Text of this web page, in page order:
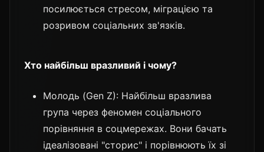
посилюється стресом, міграцією та
розривом соціальних зв'язків.
Хто найбільш вразливий і чому?
Молодь (Gen Z): Найбільш вразлива
група через феномен соціального
порівняння в соцмережах. Вони бачать
ідеалізовані "сторис" і порівнюють їх зі